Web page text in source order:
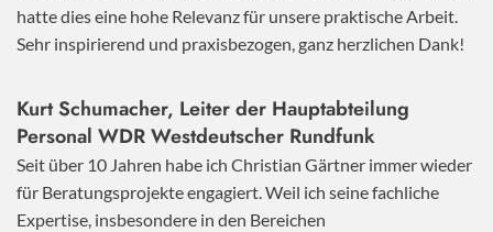
hatte dies eine hohe Relevanz für unsere praktische Arbeit.
Sehr inspirierend und praxisbezogen, ganz herzlichen Dank!
Kurt Schumacher, Leiter der Hauptabteilung
Personal WDR Westdeutscher Rundfunk
Seit über 10 Jahren habe ich Christian Gärtner immer wieder
für Beratungsprojekte engagiert. Weil ich seine fachliche
Expertise, insbesondere in den Bereichen